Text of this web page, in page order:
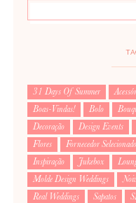
31 Days Of Summer
Boas-Vindas!
Bolo
Decoração
Design Events
Flores
Fornecedor Selecionado
Inspiração
Jukebox
Molde Design Weddings
Real Weddings
Sapatos